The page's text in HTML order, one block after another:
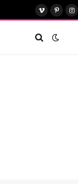
الانستغرامبينتيريست
فيميو